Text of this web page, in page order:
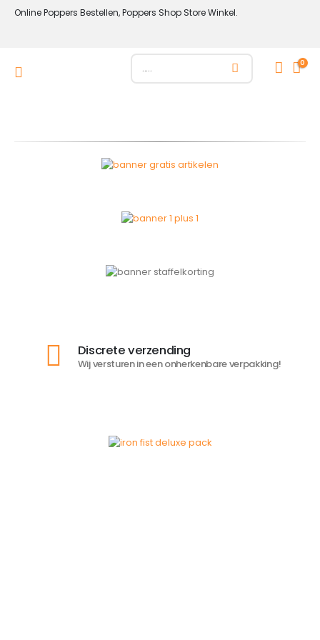
Online Poppers Bestellen, Poppers Shop Store Winkel.
0
Discrete verzending
Wij versturen in een onherkenbare verpakking!